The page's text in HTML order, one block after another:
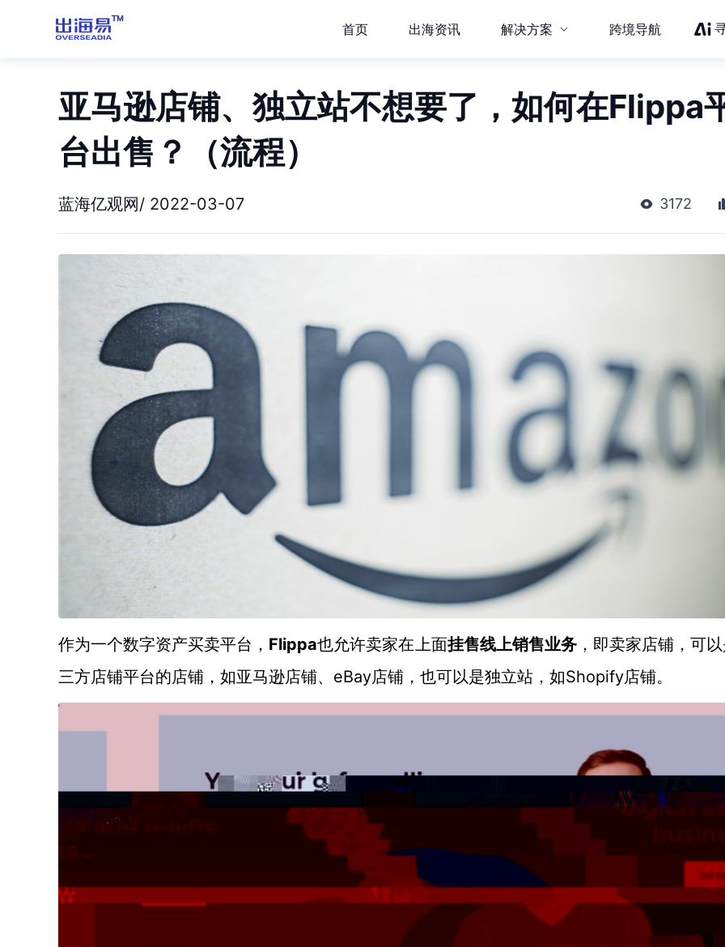
首页 出海资讯 解决方案 跨境导航
亚马逊店铺、独立站不想要了，如何在Flippa
台出售？（流程）
蓝海亿观网/ 2022-03-07 3172
作为一个数字资产买卖平台， Flippa也允许卖家在上面挂售线上销售业务，即卖家店铺，可
三方店铺平台的店铺，如亚马逊店铺、 eBay店铺，也可以是独立站，如Shopify店铺。